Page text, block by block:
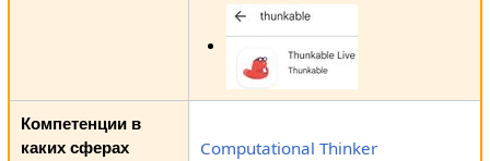
Компетенции в
каких сферах
Computational Thinker